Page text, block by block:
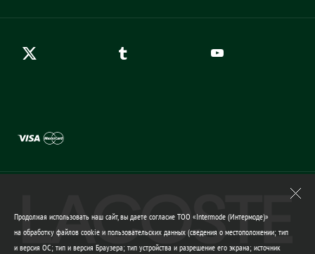
Продолжая использовать наш сайт, вы даете согласие ТОО «Intermode (Интермоде)»
на обработку файлов cookie и пользовательских данных (сведения о местоположении; тип
и версия ОС; тип и версия Браузера; тип устройства и разрешение его экрана; источник